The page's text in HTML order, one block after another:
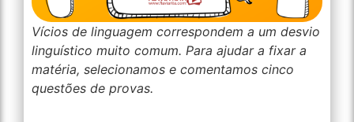
Vícios de linguagem correspondem a um desvio
linguístico muito comum. Para ajudar a fixar a
matéria, selecionamos e comentamos cinco
questões de provas.